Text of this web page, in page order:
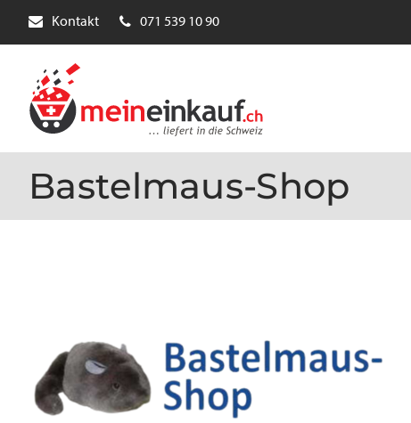
Kontakt 071 539 10 90
Bastelmaus-Shop